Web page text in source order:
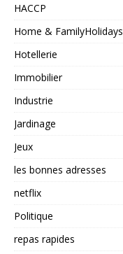
HACCP
Home & FamilyHolidays
Hotellerie
Immobilier
Industrie
Jardinage
Jeux
les bonnes adresses
netflix
Politique
repas rapides